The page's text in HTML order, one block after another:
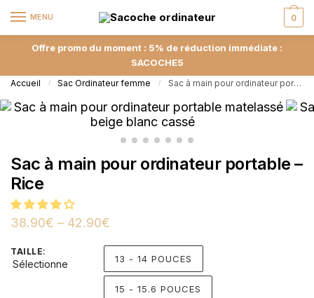
MENU 0
Offre promo du moment : 5% de réduction immédiate :
SACOCHE5
Accueil / Sac Ordinateur femme / Sac à main pour ordinateur portable – Rice
Sac à main pour ordinateur portable –
Rice
38.90€ – 42.90€
TAILLE:
Sélectionne 13 - 14 POUCES
15 - 15.6 POUCES